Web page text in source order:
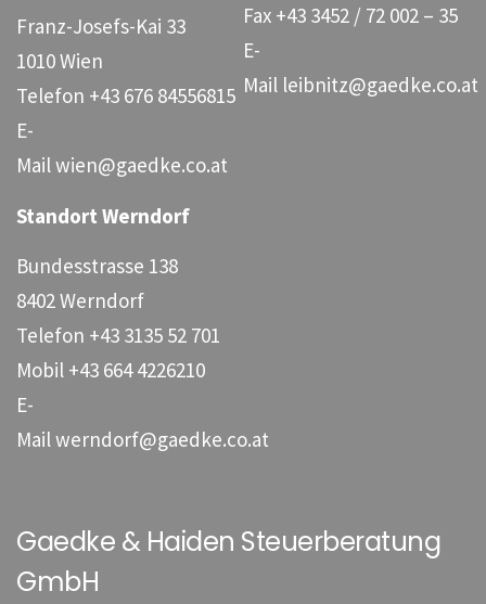
Franz-Josefs-Kai 33
1010 Wien
Telefon +43 676 84556815
E-
Mailwien@gaedke.co.at
Standort Werndorf
Bundesstrasse 138
8402 Werndorf
Telefon +43 3135 52 701
Mobil +43 664 4226210
E-
Mailwerndorf@gaedke.co.at
Fax +43 3452 / 72 002 – 35
E-
Mail leibnitz@gaedke.co.at
Gaedke & Haiden Steuerberatung
GmbH